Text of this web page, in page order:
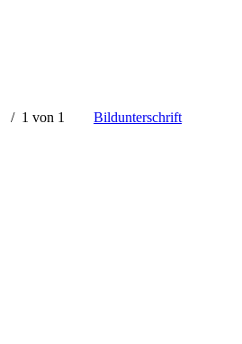
/ 1 von 1 Bildunterschrift